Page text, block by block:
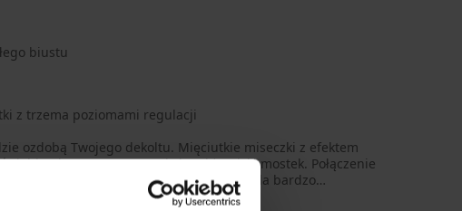
biustu
z trzema poziomami regulacji
ozdobą Twojego dekoltu. Mięciutkie miseczki z efektem
do czego przyczyni się także niski mostek. Połączenie
haftowanej koronki ponadto wygląda bardzo